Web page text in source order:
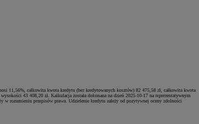
11,56%, całkowita kwota kredytu (bez kredytowanych kosztów) 82 475,58 zł, całkowita kwota
43 408,20 zł. Kalkulacja została dokonana na dzień 2025-10-17 na reprezentatywnym
w rozumieniu przepisów prawa. Udzielenie kredytu zależy od pozytywnej oceny zdolności